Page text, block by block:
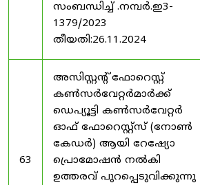
സംബന്ധിച്ച് .നമ്പർ.ഇ3-
1379/2023
തീയതി:26.11.2024
63
അസിസ്റ്റന്റ് ഫോറെസ്റ്റ്
കൺസർവേറ്റർമാർക്ക്
ഡെപ്യൂട്ടി കൺസർവേറ്റർ
ഓഫ് ഫോറെസ്റ്റ്സ് (നോൺ
കേഡർ) ആയി റേഷ്യോ
പ്രൊമോഷൻ നൽകി
ഉത്തരവ് പുറപ്പെടുവിക്കുന്നു